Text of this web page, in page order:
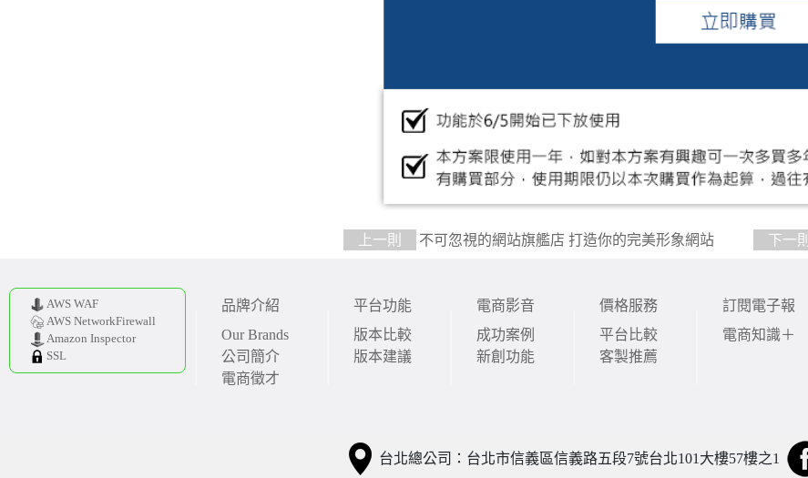
上一則 不可忽視的網站旗艦店 打造你的完美形象網站 下一則
AWS WAF
AWS NetworkFirewall
Amazon Inspector
SSL
品牌介紹
Our Brands
公司簡介
電商徵才
平台功能
版本比較
版本建議
電商影音
成功案例
新創功能
價格服務
平台比較
客製推薦
訂閱電子報
電商知識＋
台北總公司：台北市信義區信義路五段7號台北101大樓57樓之1